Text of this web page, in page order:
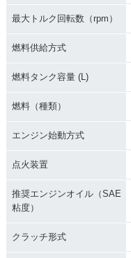
最大トルク回転数（rpm）
燃料供給方式
燃料タンク容量 (L)
燃料（種類）
エンジン始動方式
点火装置
推奨エンジンオイル（SAE
粘度）
クラッチ形式